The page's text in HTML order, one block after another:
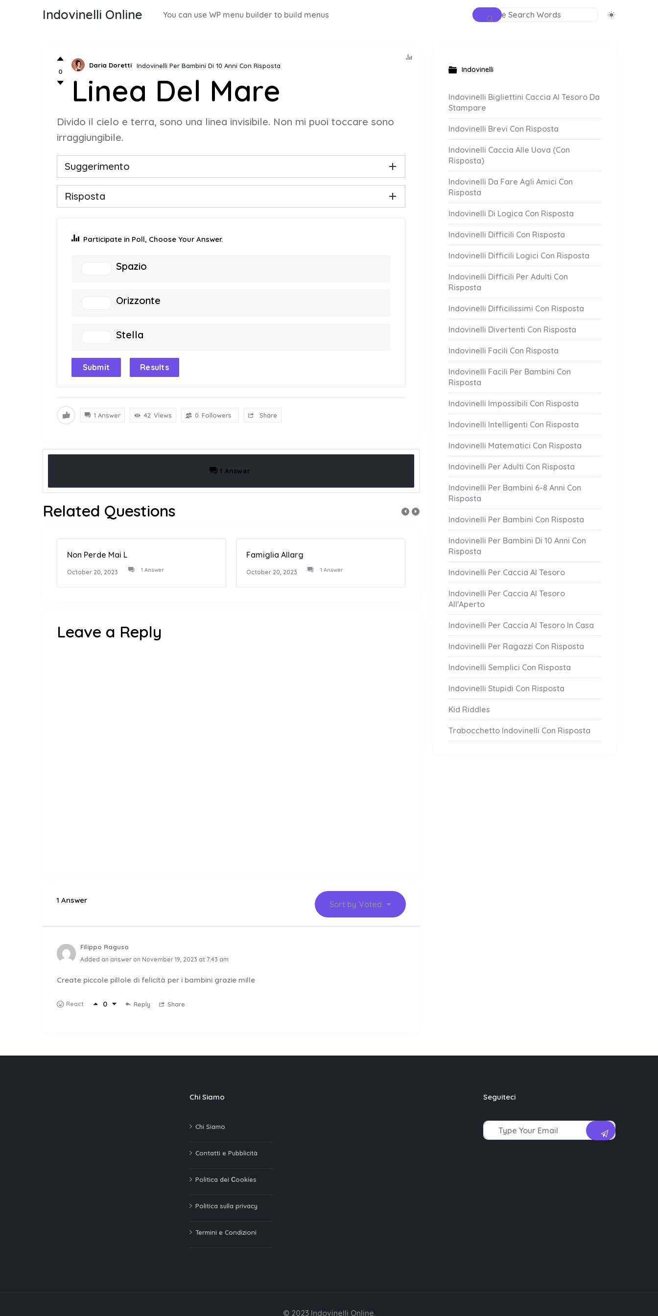
Indovinelli Online You can use WP menu builder to build menus
0
Daria Doretti Indovinelli Per Bambini Di 10 Anni Con Risposta
Linea Del Mare
Divido il cielo e terra, sono una linea invisibile. Non mi puoi toccare sono
irraggiungibile.
Suggerimento
Risposta
Participate in Poll, Choose Your Answer.
Spazio
Orizzonte
Stella
Submit Results
1 Answer 42 Views 0 Followers Share
1 Answer
Related Questions
Non Perde Mai L
October 20, 2023 1 Answer
Famiglia Allarg
October 20, 2023 1 Answer
Tanti Auguri!
October 20, 2023 1 Answer
Leave a Reply
1 Answer Sort by Voted
Filippo Raguso
Added an answer on November 19, 2023 at 7:43 am
Create piccole pillole di felicità per i bambini grazie mille
React 0 Reply Share
Indovinelli
Indovinelli Bigliettini Caccia Al Tesoro Da
Stampare
Indovinelli Brevi Con Risposta
Indovinelli Caccia Alle Uova (Con
Risposta)
Indovinelli Da Fare Agli Amici Con
Risposta
Indovinelli Di Logica Con Risposta
Indovinelli Difficili Con Risposta
Indovinelli Difficili Logici Con Risposta
Indovinelli Difficili Per Adulti Con
Risposta
Indovinelli Difficilissimi Con Risposta
Indovinelli Divertenti Con Risposta
Indovinelli Facili Con Risposta
Indovinelli Facili Per Bambini Con
Risposta
Indovinelli Impossibili Con Risposta
Indovinelli Intelligenti Con Risposta
Indovinelli Matematici Con Risposta
Indovinelli Per Adulti Con Risposta
Indovinelli Per Bambini 6-8 Anni Con
Risposta
Indovinelli Per Bambini Con Risposta
Indovinelli Per Bambini Di 10 Anni Con
Risposta
Indovinelli Per Caccia Al Tesoro
Indovinelli Per Caccia Al Tesoro
All'Aperto
Indovinelli Per Caccia Al Tesoro In Casa
Indovinelli Per Ragazzi Con Risposta
Indovinelli Semplici Con Risposta
Indovinelli Stupidi Con Risposta
Kid Riddles
Trabocchetto Indovinelli Con Risposta
Chi Siamo
Chi Siamo
Contatti e Pubblicità
Politica dei Сookies
Politica sulla privacy
Termini e Condizioni
Seguiteci
© 2023 Indovinelli Online.